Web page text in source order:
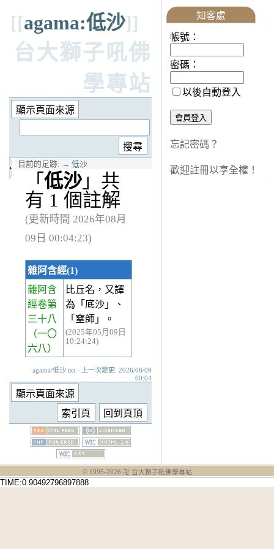
[[agama:低沙]]
台大獅子吼佛
學專站
目前的足跡: → 低沙
「 低沙」共
有 1 個註解
(更新時間 2026年08月
09日 00:04:23)
雜阿含經(1)
雜阿含
經卷第
三十八
（一〇
六八）
比丘名，又譯
為「底沙」、
「窒師」。
(2025年05月09日
10:24:24)
agama/低沙.txt · 上一次變更: 2026/08/09
00:04
知客處
帳號：
密碼：
以後自動登入
忘記密碼？
歡迎註冊以享全權！
© 1995-2026 卍 台大獅子吼佛學專站
TIME:0.90492796897888